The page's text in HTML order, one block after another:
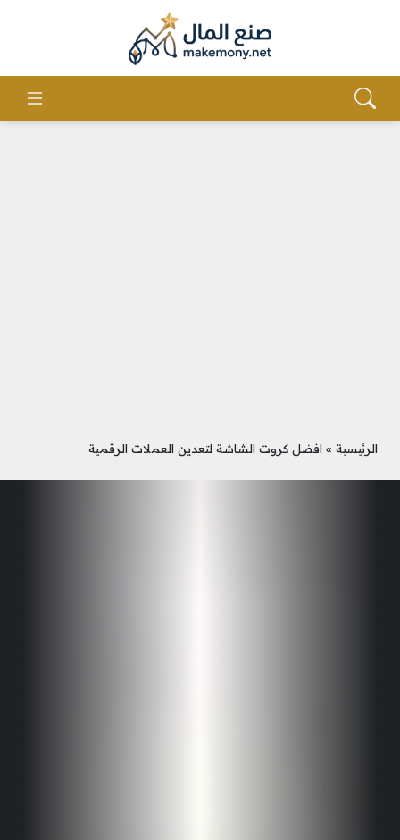
الرئيسية » افضل كروت الشاشة لتعدين العملات الرقمية